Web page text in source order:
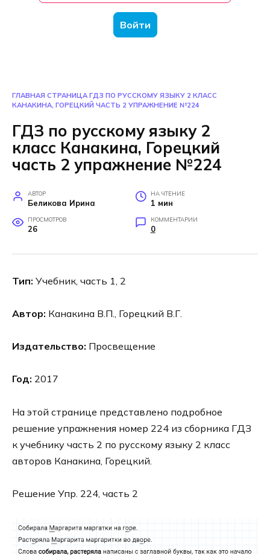
Войти
ГЛАВНАЯ СТРАНИЦА ГДЗ ПО РУССКОМУ ЯЗЫКУ 2 КЛАСС
КАНАКИНА, ГОРЕЦКИЙ ЧАСТЬ 2 УПРАЖНЕНИЕ №224
ГДЗ по русскому языку 2
класс Канакина, Горецкий
часть 2 упражнение №224
АВТОР
Беликова Ирина
НА ЧТЕНИЕ
1 мин
ПРОСМОТРОВ
26
КОММЕНТАРИИ
0
Тип: Учебник, часть 1, 2
Автор: Канакина В.П., Горецкий В.Г.
Издательство: Просвещение
Год: 2017
На этой странице представлено подробное
решение упражнения номер 224 из сборника ГДЗ
к учебнику часть 2 по русскому языку 2 класс
авторов Канакина, Горецкий.
Решение Упр. 224, часть 2